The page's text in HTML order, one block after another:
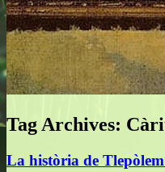
Tag Archives:
La història de